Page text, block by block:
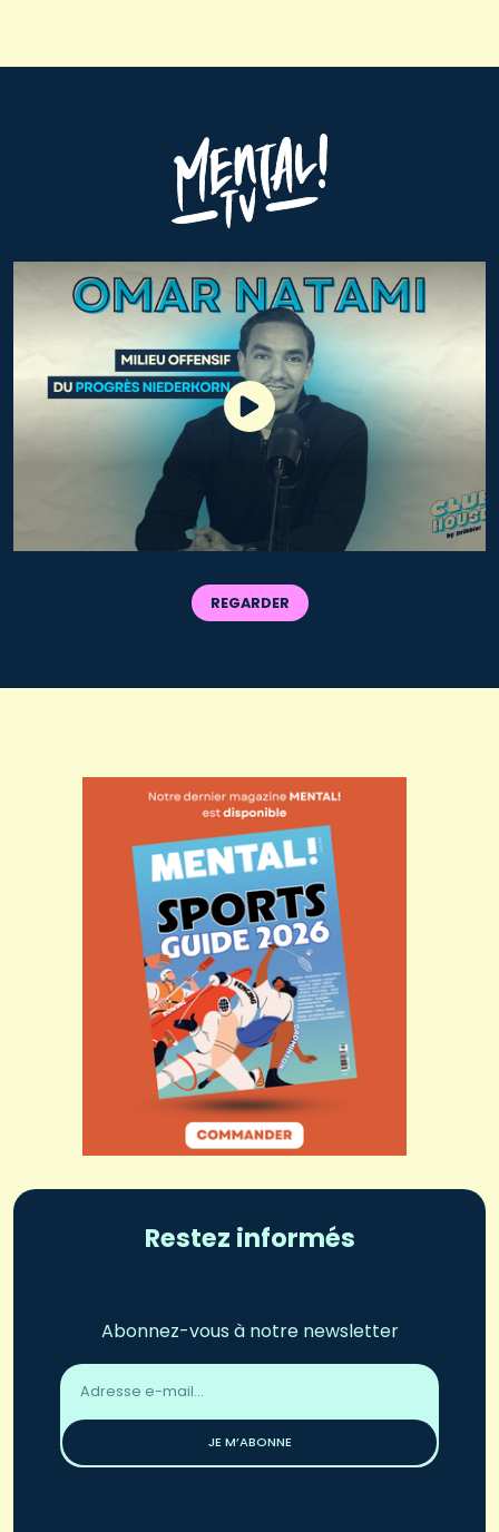
REGARDER
Restez informés
Abonnez-vous à notre newsletter
Adresse
email
JE M’ABONNE